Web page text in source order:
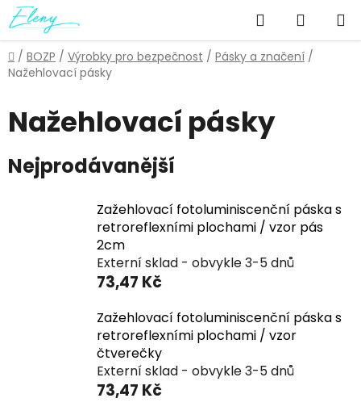
Přejít
na
obsah
Hledat
KOŠÍK
Domů
/ BOZP / Výrobky pro bezpečnost / Pásky a značení /
Nažehlovací pásky
Nažehlovací pásky
Nejprodávanější
Zažehlovací fotoluminiscenční páska s
retroreflexními plochami / vzor pás
2cm
Externí sklad - obvykle 3-5 dnů
73,47 Kč
Zažehlovací fotoluminiscenční páska s
retroreflexními plochami / vzor
čtverečky
Externí sklad - obvykle 3-5 dnů
73,47 Kč